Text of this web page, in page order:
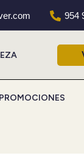
954
PROMOCIONES